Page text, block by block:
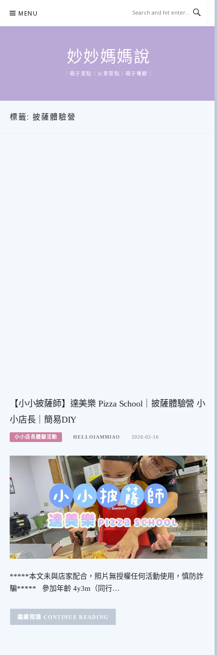
content
MENU
妙妙媽媽說
｜親子景點｜火車景點｜親子餐廳｜
標籤: 披薩體驗營
【小小披薩師】達美樂 Pizza School｜披薩體驗營 小
小店長｜簡易DIY
小小店長體驗活動 HELLOIAMMIAO 2026-02-16
*****本文未與店家配合，照片無授權任何活動使用，慎防詐
騙***** 參加年齡 4y3m（同行…
CONTINUE READING